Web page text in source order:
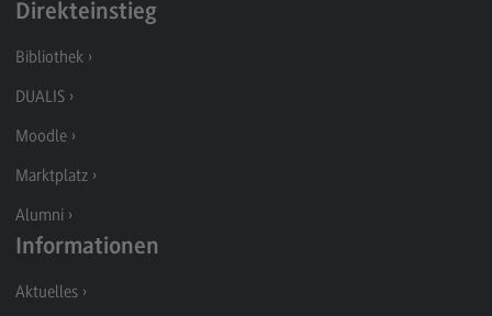
Kontakt
Marketing and Business Psychology
Marketing and Business Psychology
Modulangebot
Berufsperspektiven
Kontakt
Maschinenbau
Maschinenbau
Direkteinstieg
Bibliothek
DUALIS
Moodle
Marktplatz
Alumni
Informationen
Aktuelles